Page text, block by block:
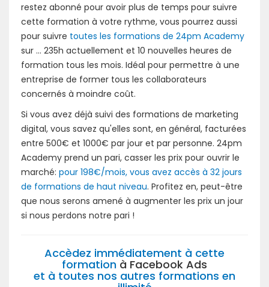
restez abonné pour avoir plus de temps pour suivre
cette formation à votre rythme, vous pourrez aussi
pour suivre toutes les formations de 24pm Academy
sur ... 235h actuellement et 10 nouvelles heures de
formation tous les mois. Idéal pour permettre à une
entreprise de former tous les collaborateurs
concernés à moindre coût.
Si vous avez déjà suivi des formations de marketing
digital, vous savez qu'elles sont, en général, facturées
entre 500€ et 1000€ par jour et par personne. 24pm
Academy prend un pari, casser les prix pour ouvrir le
marché: pour 198€/mois, vous avez accès à 32 jours
de formations de haut niveau. Profitez en, peut-être
que nous serons amené à augmenter les prix un jour
si nous perdons notre pari !
Accèdez immédiatement à cette
formation à Facebook Ads
et à toutes nos autres formations en